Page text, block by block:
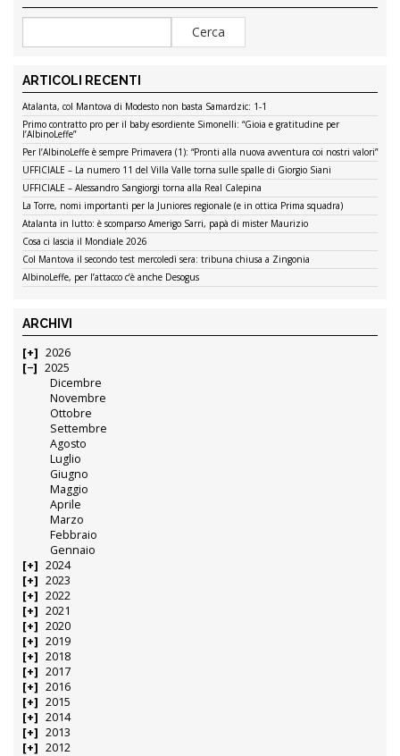
ARTICOLI RECENTI
Atalanta, col Mantova di Modesto non basta Samardzic: 1-1
Primo contratto pro per il baby esordiente Simonelli: “Gioia e gratitudine per
l’AlbinoLeffe”
Per l’AlbinoLeffe è sempre Primavera (1): “Pronti alla nuova avventura coi nostri valori”
UFFICIALE – La numero 11 del Villa Valle torna sulle spalle di Giorgio Siani
UFFICIALE – Alessandro Sangiorgi torna alla Real Calepina
La Torre, nomi importanti per la Juniores regionale (e in ottica Prima squadra)
Atalanta in lutto: è scomparso Amerigo Sarri, papà di mister Maurizio
Cosa ci lascia il Mondiale 2026
Col Mantova il secondo test mercoledì sera: tribuna chiusa a Zingonia
AlbinoLeffe, per l’attacco c’è anche Desogus
ARCHIVI
2026
2025
Dicembre
Novembre
Ottobre
Settembre
Agosto
Luglio
Giugno
Maggio
Aprile
Marzo
Febbraio
Gennaio
2024
2023
2022
2021
2020
2019
2018
2017
2016
2015
2014
2013
2012